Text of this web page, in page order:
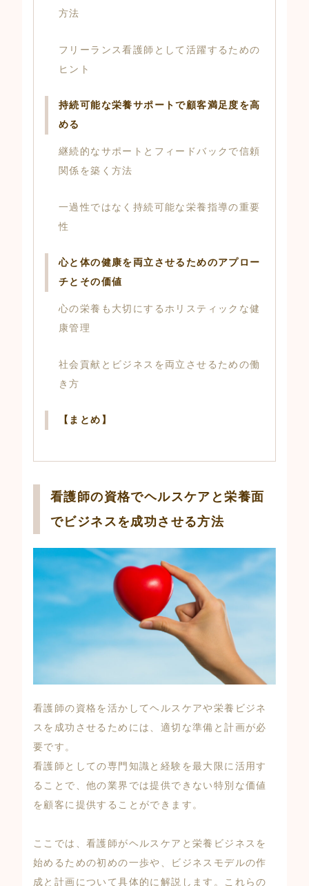
方法
フリーランス看護師として活躍するための
ヒント
持続可能な栄養サポートで顧客満足度を高
める
継続的なサポートとフィードバックで信頼
関係を築く方法
一過性ではなく持続可能な栄養指導の重要
性
心と体の健康を両立させるためのアプロー
チとその価値
心の栄養も大切にするホリスティックな健
康管理
社会貢献とビジネスを両立させるための働
き方
【まとめ】
看護師の資格でヘルスケアと栄養面
でビジネスを成功させる方法
看護師の資格を活かしてヘルスケアや栄養ビジネ
スを成功させるためには、適切な準備と計画が必
要です。
看護師としての専門知識と経験を最大限に活用す
ることで、他の業界では提供できない特別な価値
を顧客に提供することができます。
ここでは、看護師がヘルスケアと栄養ビジネスを
始めるための初めの一歩や、ビジネスモデルの作
成と計画について具体的に解説します。これらの